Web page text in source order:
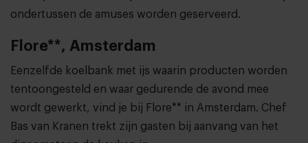
ondertussen de amuses worden geserveerd.
Flore**, Amsterdam
Eenzelfde koelbank met ijs waarin producten worden
tentoongesteld en waar gedurende de avond mee
wordt gewerkt, vind je bij Flore** in Amsterdam. Chef
Bas van Kranen trekt zijn gasten bij aanvang van het